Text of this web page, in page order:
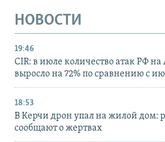
НОВОСТИ
19:46
CIR: в июле количество атак РФ
выросло на 72% по сравнению с
18:53
В Керчи дрон упал на жилой дом:
сообщают о жертвах